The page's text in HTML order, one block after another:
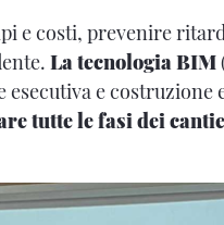
e costi, prevenire
La tecnologia BIM
e costruzione
tutte le fasi dei